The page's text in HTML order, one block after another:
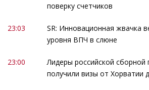
поверку счетчиков
23:03
SR: Инновационная жвачка
уровня ВПЧ в слюне
23:00
Лидеры российской сборной
получили визы от Хорватии